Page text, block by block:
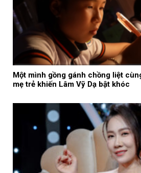
Một mình gồng gánh chồng liệt
mẹ trẻ khiến Lâm Vỹ Dạ bật khóc